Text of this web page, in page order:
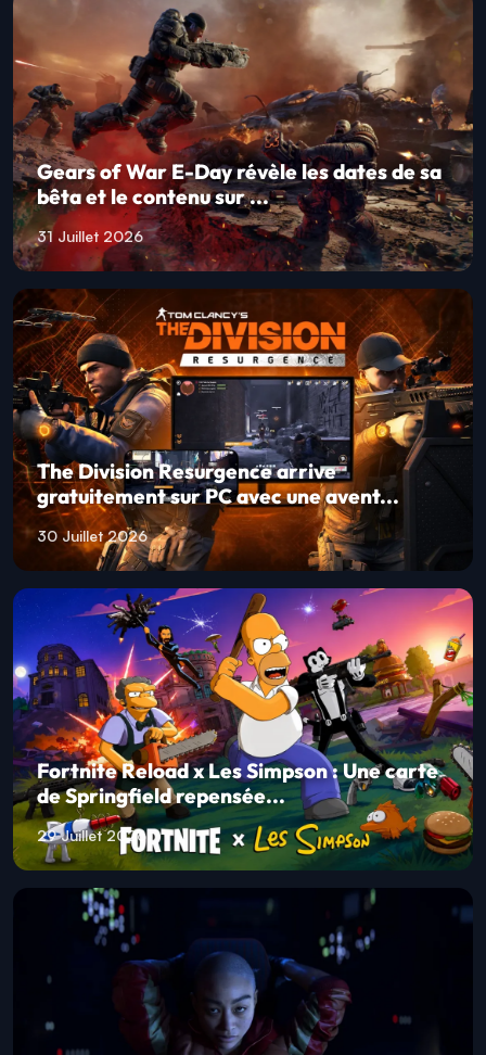
Gears of War E-Day révèle les dates de sa
bêta et le contenu sur ...
31 Juillet 2026
The Division Resurgence arrive
gratuitement sur PC avec une avent...
30 Juillet 2026
Fortnite Reload x Les Simpson : Une carte
de Springfield repensée...
29 Juillet 2026